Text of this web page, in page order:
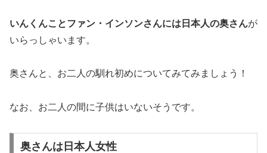
いんくんことファン・インソンさんには日本人の奥さんが
いらっしゃいます。
奥さんと、お二人の馴れ初めについてみてみましょう！
なお、お二人の間に子供はいないそうです。
奥さんは日本人女性